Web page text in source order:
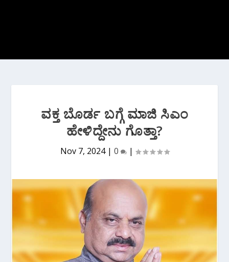
ವಕ್ತ ಬೊರ್ಡ ಬಗ್ಗೆ ಮಾಜಿ ಸಿಎಂ
‌ಹೇಳಿದ್ದೇನು ಗೊತ್ತಾ?
Nov 7, 2024| 0 |